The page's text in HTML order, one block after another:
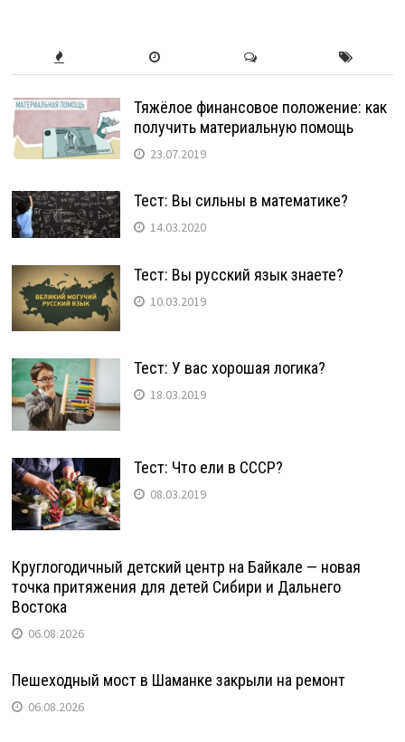
Тяжёлое финансовое положение: как
получить материальную помощь
23.07.2019
Тест: Вы сильны в математике?
14.03.2020
Тест: Вы русский язык знаете?
10.03.2019
Тест: У вас хорошая логика?
18.03.2019
Тест: Что ели в СССР?
08.03.2019
Круглогодичный детский центр на Байкале — новая
точка притяжения для детей Сибири и Дальнего
Востока
06.08.2026
Пешеходный мост в Шаманке закрыли на ремонт
06.08.2026